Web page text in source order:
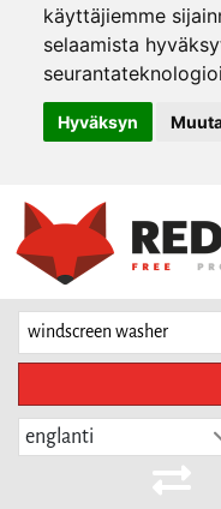
käyttäjiemme
selaamista
Hyväksyn
englanti